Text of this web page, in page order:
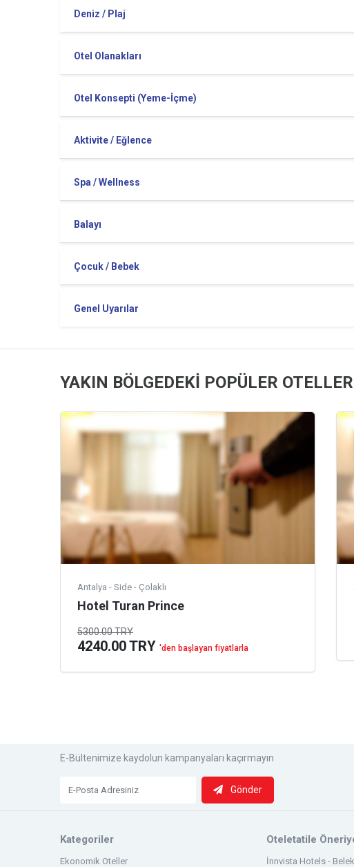
Deniz / Plaj
Otel Olanakları
Otel Konsepti (Yeme-İçme)
Aktivite / Eğlence
Spa / Wellness
Balayı
Çocuk / Bebek
Genel Uyarılar
YAKIN BÖLGEDEKİ POPÜLER OTELLER
Antalya - Side - Çolaklı
Hotel Turan Prince
5300.00 TRY
4240.00 TRY 'den başlayan fiyatlarla
E-Bültenimize kaydolun kampanyaları kaçırmayın
Gönder
Kategoriler
Ekonomik Oteller
Oteletatile
İnnvista Hotels - Belek